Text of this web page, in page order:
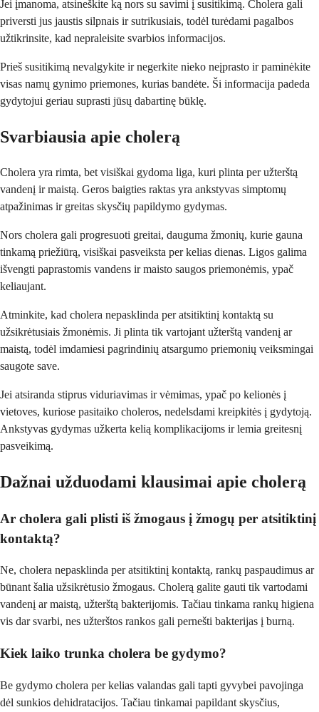
Jei įmanoma, atsineškite ką nors su savimi į susitikimą. Cholera gali
priversti jus jaustis silpnais ir sutrikusiais, todėl turėdami pagalbos
užtikrinsite, kad nepraleisite svarbios informacijos.
Prieš susitikimą nevalgykite ir negerkite nieko neįprasto ir paminėkite
visas namų gynimo priemones, kurias bandėte. Ši informacija padeda
gydytojui geriau suprasti jūsų dabartinę būklę.
Svarbiausia apie cholerą
Cholera yra rimta, bet visiškai gydoma liga, kuri plinta per užterštą
vandenį ir maistą. Geros baigties raktas yra ankstyvas simptomų
atpažinimas ir greitas skysčių papildymo gydymas.
Nors cholera gali progresuoti greitai, dauguma žmonių, kurie gauna
tinkamą priežiūrą, visiškai pasveiksta per kelias dienas. Ligos galima
išvengti paprastomis vandens ir maisto saugos priemonėmis, ypač
keliaujant.
Atminkite, kad cholera nepasklinda per atsitiktinį kontaktą su
užsikrėtusiais žmonėmis. Ji plinta tik vartojant užterštą vandenį ar
maistą, todėl imdamiesi pagrindinių atsargumo priemonių veiksmingai
saugote save.
Jei atsiranda stiprus viduriavimas ir vėmimas, ypač po kelionės į
vietoves, kuriose pasitaiko choleros, nedelsdami kreipkitės į gydytoją.
Ankstyvas gydymas užkerta kelią komplikacijoms ir lemia greitesnį
pasveikimą.
Dažnai užduodami klausimai apie cholerą
Ar cholera gali plisti iš žmogaus į žmogų per atsitiktinį
kontaktą?
Ne, cholera nepasklinda per atsitiktinį kontaktą, rankų paspaudimus ar
būnant šalia užsikrėtusio žmogaus. Cholerą galite gauti tik vartodami
vandenį ar maistą, užterštą bakterijomis. Tačiau tinkama rankų higiena
vis dar svarbi, nes užterštos rankos gali pernešti bakterijas į burną.
Kiek laiko trunka cholera be gydymo?
Be gydymo cholera per kelias valandas gali tapti gyvybei pavojinga
dėl sunkios dehidratacijos. Tačiau tinkamai papildant skysčius,